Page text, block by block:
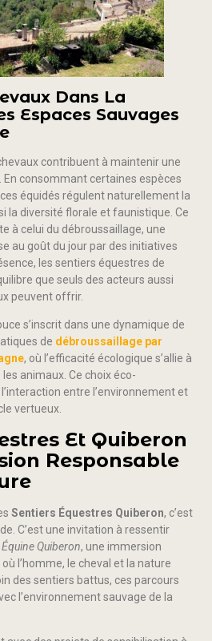
Dans La
Espaces Sauvages
contribuent à maintenir une
En consommant certaines espèces
équidés régulent naturellement la
la diversité florale et faunistique. Ce
à celui du débroussaillage, une
au goût du jour par des initiatives
les sentiers équestres de
que seuls des acteurs aussi
peuvent offrir.
s’inscrit dans une dynamique de
de débroussaillage par
, où l’efficacité écologique s’allie à
animaux. Ce choix éco-
entre l’environnement et
vertueux.
Et Quiberon
Responsable
Sentiers Équestres Quiberon, c’est
C’est une invitation à ressentir
Quiberon, une immersion
l’homme, le cheval et la nature
des sentiers battus, ces parcours
l’environnement sauvage de la